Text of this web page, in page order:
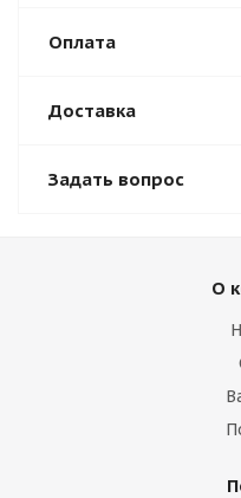
Оплата
Доставка
Задать вопрос
О